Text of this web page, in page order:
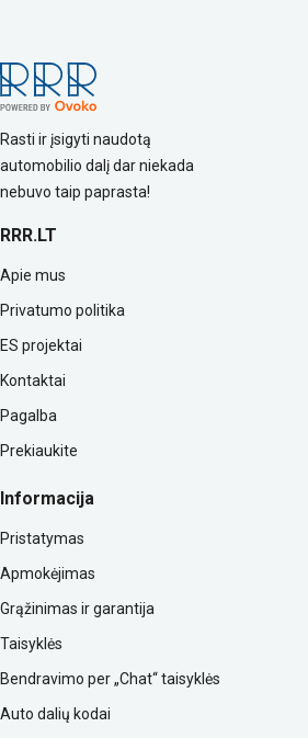
Rasti ir įsigyti naudotą
automobilio dalį dar niekada
nebuvo taip paprasta!
RRR.LT
Apie mus
Privatumo politika
ES projektai
Kontaktai
Pagalba
Prekiaukite
Informacija
Pristatymas
Apmokėjimas
Grąžinimas ir garantija
Taisyklės
Bendravimo per „Chat“ taisyklės
Auto dalių kodai